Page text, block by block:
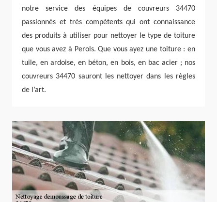
notre service des équipes de couvreurs 34470
passionnés et très compétents qui ont connaissance
des produits à utiliser pour nettoyer le type de toiture
que vous avez à Perols. Que vous ayez une toiture : en
tuile, en ardoise, en béton, en bois, en bac acier ; nos
couvreurs 34470 sauront les nettoyer dans les règles
de l’art.